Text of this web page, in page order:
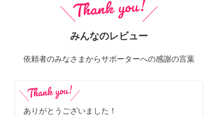
みんなのレビュー
依頼者のみなさまからサポーターへの感謝の言葉
ありがとうございました！